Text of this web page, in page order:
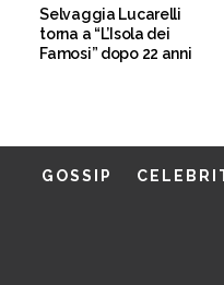
Selvaggia Lucarelli
torna a “L’Isola dei
Famosi” dopo 22 anni
GOSSIP